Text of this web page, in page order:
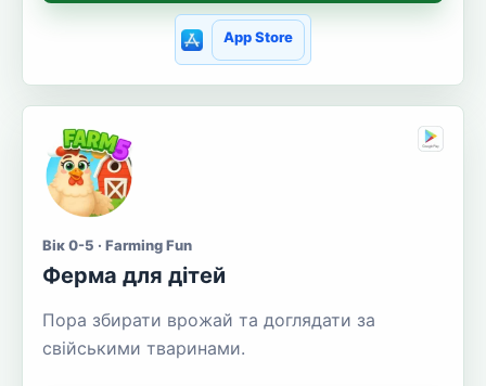
App Store
Вік 0-5 · Farming Fun
Ферма для дітей
Пора збирати врожай та доглядати за
свійськими тваринами.